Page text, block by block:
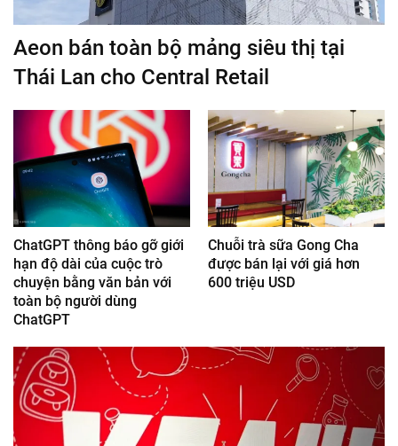
Aeon bán toàn bộ mảng siêu thị tại
Thái Lan cho Central Retail
ChatGPT thông báo gỡ giới
hạn độ dài của cuộc trò
chuyện bằng văn bản với
toàn bộ người dùng
ChatGPT
Chuỗi trà sữa Gong Cha
được bán lại với giá hơn
600 triệu USD